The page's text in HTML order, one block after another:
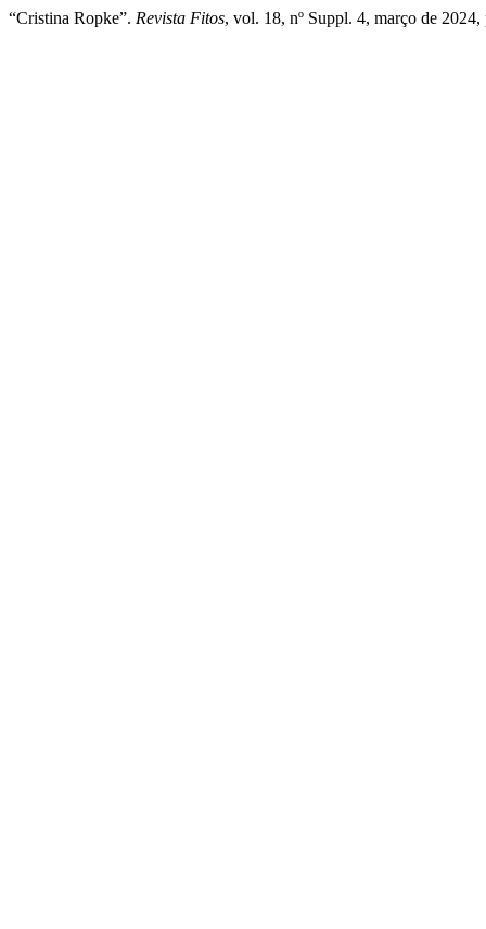
“Cristina Ropke”. Revista Fitos, vol. 18, nº Suppl. 4, março de